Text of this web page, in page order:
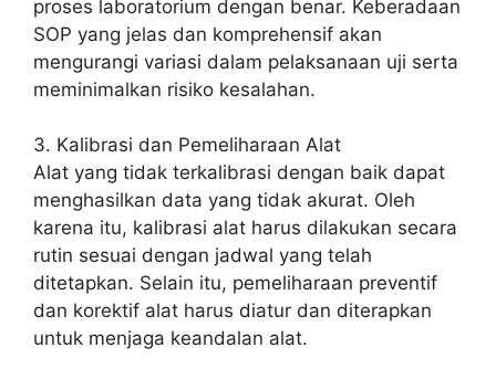
proses laboratorium dengan benar. Keberadaan
SOP yang jelas dan komprehensif akan
mengurangi variasi dalam pelaksanaan uji serta
meminimalkan risiko kesalahan.
3. Kalibrasi dan Pemeliharaan Alat
Alat yang tidak terkalibrasi dengan baik dapat
menghasilkan data yang tidak akurat. Oleh
karena itu, kalibrasi alat harus dilakukan secara
rutin sesuai dengan jadwal yang telah
ditetapkan. Selain itu, pemeliharaan preventif
dan korektif alat harus diatur dan diterapkan
untuk menjaga keandalan alat.